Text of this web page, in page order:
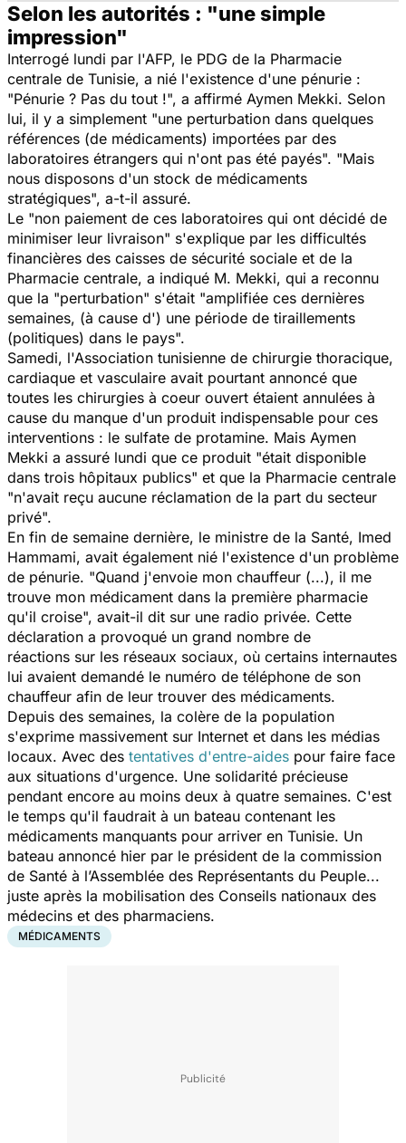
Selon les autorités : "une simple
impression"
Interrogé lundi par l'AFP, le PDG de la Pharmacie
centrale de Tunisie, a nié l'existence d'une pénurie :
"Pénurie ? Pas du tout !", a affirmé Aymen Mekki. Selon
lui, il y a simplement "une perturbation dans quelques
références (de médicaments) importées par des
laboratoires étrangers qui n'ont pas été payés". "Mais
nous disposons d'un stock de médicaments
stratégiques", a-t-il assuré.
Le "non paiement de ces laboratoires qui ont décidé de
minimiser leur livraison" s'explique par les difficultés
financières des caisses de sécurité sociale et de la
Pharmacie centrale, a indiqué M. Mekki, qui a reconnu
que la "perturbation" s'était "amplifiée ces dernières
semaines, (à cause d') une période de tiraillements
(politiques) dans le pays".
Samedi, l'Association tunisienne de chirurgie thoracique,
cardiaque et vasculaire avait pourtant annoncé que
toutes les chirurgies à coeur ouvert étaient annulées à
cause du manque d'un produit indispensable pour ces
interventions : le sulfate de protamine. Mais Aymen
Mekki a assuré lundi que ce produit "était disponible
dans trois hôpitaux publics" et que la Pharmacie centrale
"n'avait reçu aucune réclamation de la part du secteur
privé".
En fin de semaine dernière, le ministre de la Santé, Imed
Hammami, avait également nié l'existence d'un problème
de pénurie. "Quand j'envoie mon chauffeur (...), il me
trouve mon médicament dans la première pharmacie
qu'il croise", avait-il dit sur une radio privée. Cette
déclaration a provoqué un grand nombre de
réactions sur les réseaux sociaux, où certains internautes
lui avaient demandé le numéro de téléphone de son
chauffeur afin de leur trouver des médicaments.
Depuis des semaines, la colère de la population
s'exprime massivement sur Internet et dans les médias
locaux. Avec des tentatives d'entre-aides pour faire face
aux situations d'urgence. Une solidarité précieuse
pendant encore au moins deux à quatre semaines. C'est
le temps qu'il faudrait à un bateau contenant les
médicaments manquants pour arriver en Tunisie. Un
bateau annoncé hier par le président de la commission
de Santé à l’Assemblée des Représentants du Peuple...
juste après la mobilisation des Conseils nationaux des
médecins et des pharmaciens.
MÉDICAMENTS